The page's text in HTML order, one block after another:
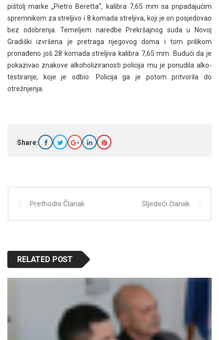
pištolj marke „Pietro Beretta“, kalibra 7,65 mm sa pripadajućim
spremnikom za streljivo i 8 komada streljiva, koji je on posjedovao
bez odobrenja. Temeljem naredbe Prekršajnog suda u Novoj
Gradiški izvršena je pretraga njegovog doma i tom prilikom
pronađeno još 28 komada streljiva kalibra 7,65 mm. Budući da je
pokazivao znakove alkoholiziranosti policija mu je ponudila alko-
testiranje, koje je odbio. Policija ga je potom pritvorila do
otrežnjenja.
Share:
Prethodni Članak Sljedeći članak
RELATED POST